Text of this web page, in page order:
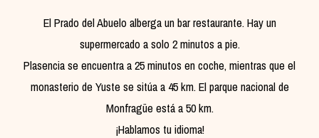
El Prado del Abuelo alberga un bar restaurante. Hay un
supermercado a solo 2 minutos a pie.
Plasencia se encuentra a 25 minutos en coche, mientras que el
monasterio de Yuste se sitúa a 45 km. El parque nacional de
Monfragüe está a 50 km.
¡Hablamos tu idioma!